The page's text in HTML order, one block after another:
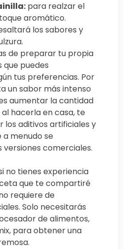
para realzar el
aromático.
los sabores y
de preparar tu propia
que puedes
tus preferencias. Por
un sabor más intenso
aumentar la cantidad
al hacerla en casa, te
los aditivos artificiales y
menudo se
comerciales.
no tienes experiencia
que te compartiré
requiere de
Solo necesitarás
de alimentos,
para obtener una